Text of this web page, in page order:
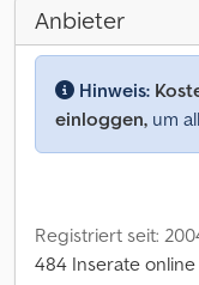
Anbieter
Hinweis:
einloggen, um
Registriert seit:
484 Inserate online